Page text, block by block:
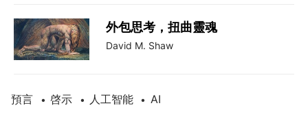
外包思考，扭曲靈魂
David M. Shaw
預言 • 啓示 • 人工智能 • AI